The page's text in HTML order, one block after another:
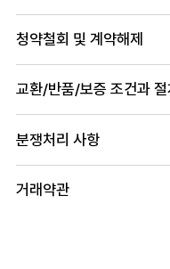
청약철회 및 계약해제
교환/반품/보증 조건과
분쟁처리 사항
거래약관